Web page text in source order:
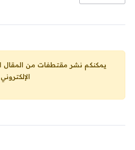
يمكنكم نشر مقتطفات من المقال الحاضر، ما حده الاقصى 25% من مجموع